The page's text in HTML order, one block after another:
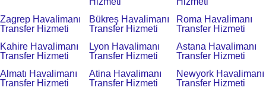
Zagrep Havalimanı
Transfer Hizmeti
Bükreş Havalimanı
Transfer Hizmeti
Roma Havalimanı
Transfer Hizmeti
Kahire Havalimanı
Transfer Hizmeti
Lyon Havalimanı
Transfer Hizmeti
Astana Havalimanı
Transfer Hizmeti
Almatı Havalimanı
Transfer Hizmeti
Atina Havalimanı
Transfer Hizmeti
Newyork Havalimanı
Transfer Hizmeti